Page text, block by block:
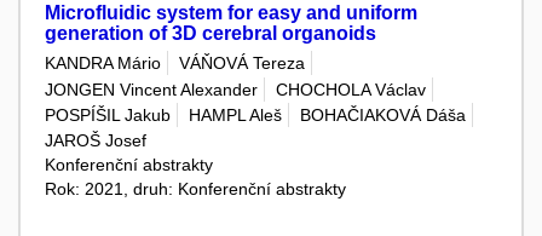
Microfluidic system for easy and uniform
generation of 3D cerebral organoids
KANDRA Mário
VÁŇOVÁ Tereza
JONGEN Vincent Alexander
CHOCHOLA Václav
POSPÍŠIL Jakub
HAMPL Aleš
BOHAČIAKOVÁ Dáša
JAROŠ Josef
Konferenční abstrakty
Rok: 2021, druh: Konferenční abstrakty